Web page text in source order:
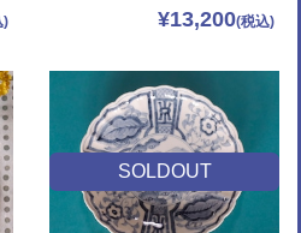
¥13,200
SOLDOUT